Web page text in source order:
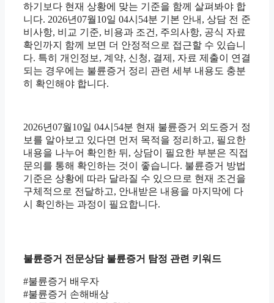
하기보다 현재 상황에 맞는 기준을 함께 살펴봐야 합
니다. 2026년07월10일 04시54분 기본 안내, 상담 전 준
비사항, 비교 기준, 비용과 조건, 주의사항, 공식 자료
확인까지 함께 보면 더 안정적으로 접근할 수 있습니
다. 특히 개인정보, 계약, 신청, 결제, 자료 제출이 연결
되는 경우에는 불륜증거 정리 관련 세부 내용도 충분
히 확인해야 합니다.
2026년07월10일 04시54분 현재 불륜증거 외도증거 정
보를 알아보고 있다면 먼저 목적을 정리하고, 필요한
내용을 나누어 확인한 뒤, 상담이 필요한 부분은 직접
문의를 통해 확인하는 것이 좋습니다. 불륜증거 방법
기준은 상황에 따라 달라질 수 있으므로 현재 조건을
구체적으로 전달하고, 안내받은 내용을 마지막에 다
시 확인하는 과정이 필요합니다.
불륜증거 전문상담 불륜증거 탐정 관련 키워드
#불륜증거 배우자
#불륜증거 손해배상